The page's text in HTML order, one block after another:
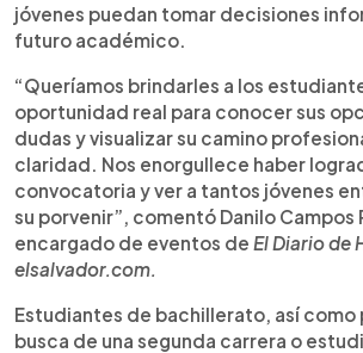
jóvenes puedan tomar decisiones
futuro académico.
“Queríamos brindarles a los
oportunidad real para conocer sus
dudas y visualizar su camino
claridad. Nos enorgullece haber
convocatoria y ver a tantos jóvenes
su porvenir”, comentó Danilo Campos
encargado de eventos de El Diario de
elsalvador.com.
Estudiantes de bachillerato, así como
busca de una segunda carrera o